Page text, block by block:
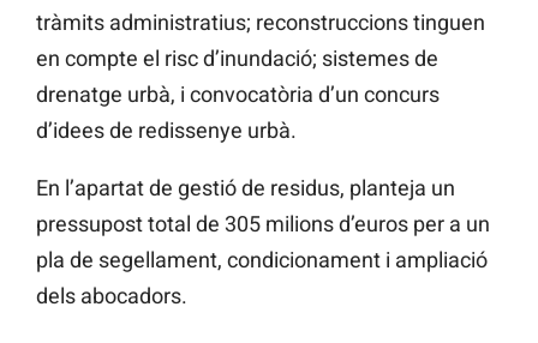
tràmits administratius; reconstruccions tinguen
en compte el risc d’inundació; sistemes de
drenatge urbà, i convocatòria d’un concurs
d’idees de redissenye urbà.
En l’apartat de gestió de residus, planteja un
pressupost total de 305 milions d’euros per a un
pla de segellament, condicionament i ampliació
dels abocadors.